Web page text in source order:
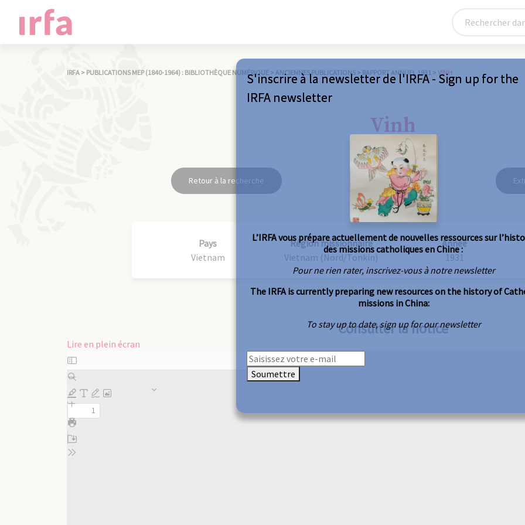
IRFA > PUBLICATIONS MEP (1840-1964) : BIBLIOTHÈQUE NUMÉRIQUE > ANCIENNES PUBLICATIONS > RAPPORT ANNUEL 1931 > VINH
Vinh
Retour à la recherche
Pays
Vietnam
Région missionnaire
Vietnam (Nord/Tonkin)
Année
1931
Consulter la notice
Lire en plein écran
Aller
au
contenu
PDF
S'inscrire à la newsletter de l'IRFA - Sign up for the
IRFA newsletter
L’IRFA vous prépare actuellement de nouvelles ressources sur
des missions catholiques en Chine :
Pour ne rien rater, inscrivez-vous à notre newsletter
The IRFA is currently preparing new resources on the history of
missions in China:
To stay up to date, sign up for our newsletter
Soumettre